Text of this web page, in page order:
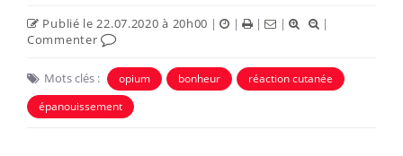
Publié le 22.07.2020 à 20h00 | | | |
|
Commenter
Mots clés : opium bonheur
réaction cutanée
épanouissement